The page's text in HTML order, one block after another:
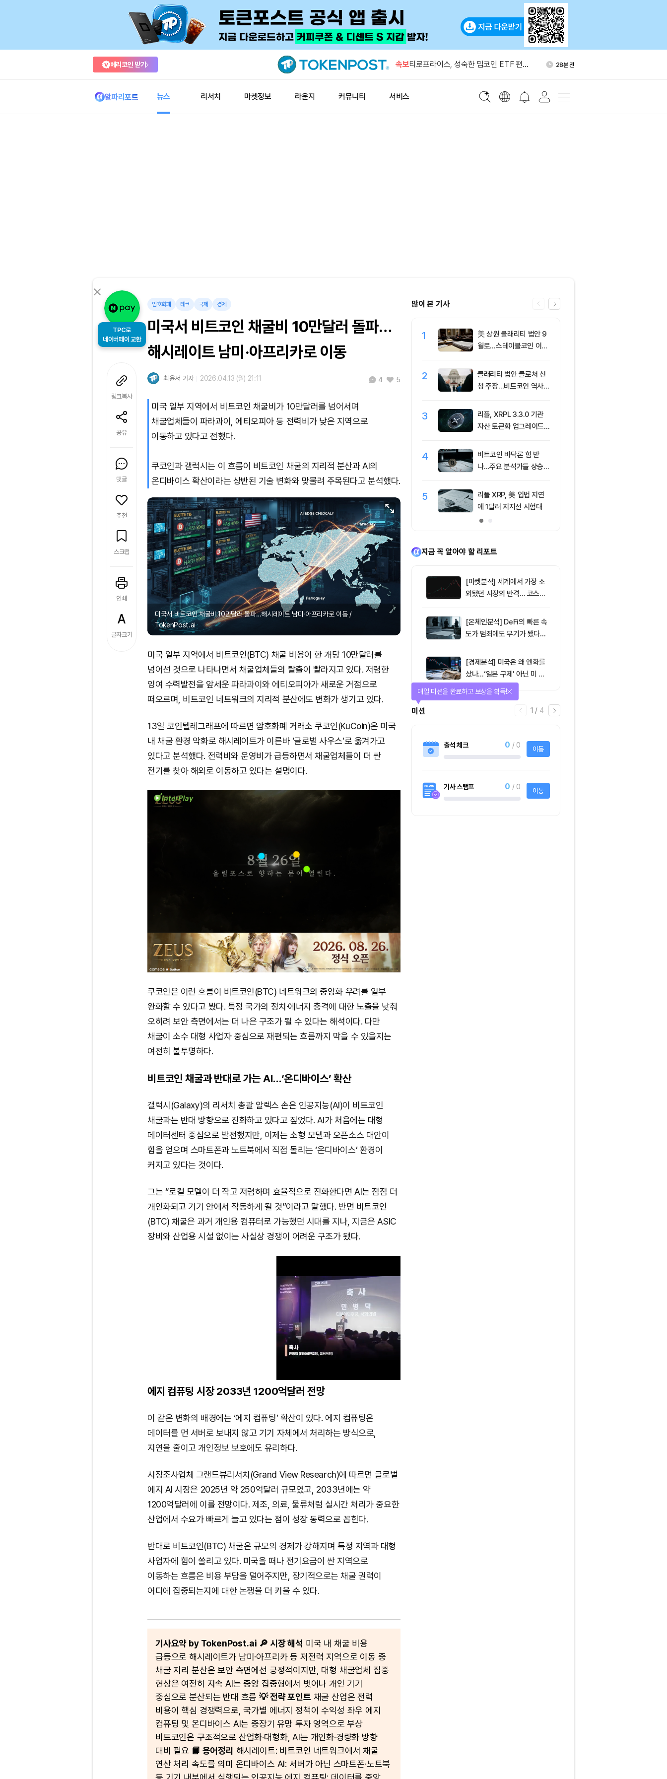
베리코인 받기 속보
고래, 하이퍼리퀴드서 4650만달러 규모
1시간 전
티로프라이스, 성숙한 밈코인 ETF 편입
28분 전
알파리포트 뉴스 리서치 마켓정보 라운지 커뮤니티 서비스
TPC로
네이버페이 교환
링크복사
공유
댓글
추천
스크랩
인쇄
글자크기
암호화폐 테크 국제 경제
미국서 비트코인 채굴비 10만달러 돌파…
해시레이트 남미·아프리카로 이동
최윤서 기자 2026.04.13 (월) 21:11 4 5
미국 일부 지역에서 비트코인 채굴비가 10만달러를 넘어서며
채굴업체들이 파라과이, 에티오피아 등 전력비가 낮은 지역으로
이동하고 있다고 전했다.
쿠코인과 갤럭시는 이 흐름이 비트코인 채굴의 지리적 분산과 AI의
온디바이스 확산이라는 상반된 기술 변화와 맞물려 주목된다고 분석했다.
미국서 비트코인 채굴비 10만달러 돌파…해시레이트 남미·아프리카로 이동 /
TokenPost.ai
미국 일부 지역에서 비트코인(BTC) 채굴 비용이 한 개당 10만달러를
넘어선 것으로 나타나면서 채굴업체들의 탈출이 빨라지고 있다. 저렴한
잉여 수력발전을 앞세운 파라과이와 에티오피아가 새로운 거점으로
떠오르며, 비트코인 네트워크의 지리적 분산에도 변화가 생기고 있다.
13일 코인텔레그래프에 따르면 암호화폐 거래소 쿠코인(KuCoin)은 미국
내 채굴 환경 악화로 해시레이트가 이른바 ‘글로벌 사우스’로 옮겨가고
있다고 분석했다. 전력비와 운영비가 급등하면서 채굴업체들이 더 싼
전기를 찾아 해외로 이동하고 있다는 설명이다.
쿠코인은 이런 흐름이 비트코인(BTC) 네트워크의 중앙화 우려를 일부
완화할 수 있다고 봤다. 특정 국가의 정치·에너지 충격에 대한 노출을 낮춰
오히려 보안 측면에서는 더 나은 구조가 될 수 있다는 해석이다. 다만
채굴이 소수 대형 사업자 중심으로 재편되는 흐름까지 막을 수 있을지는
여전히 불투명하다.
비트코인 채굴과 반대로 가는 AI…‘온디바이스’ 확산
갤럭시(Galaxy)의 리서치 총괄 알렉스 손은 인공지능(AI)이 비트코인
채굴과는 반대 방향으로 진화하고 있다고 짚었다. AI가 처음에는 대형
데이터센터 중심으로 발전했지만, 이제는 소형 모델과 오픈소스 대안이
힘을 얻으며 스마트폰과 노트북에서 직접 돌리는 ‘온디바이스’ 환경이
커지고 있다는 것이다.
그는 “로컬 모델이 더 작고 저렴하며 효율적으로 진화한다면 AI는 점점 더
개인화되고 기기 안에서 작동하게 될 것”이라고 말했다. 반면 비트코인
(BTC) 채굴은 과거 개인용 컴퓨터로 가능했던 시대를 지나, 지금은 ASIC
장비와 산업용 시설 없이는 사실상 경쟁이 어려운 구조가 됐다.
에지 컴퓨팅 시장 2033년 1200억달러 전망
이 같은 변화의 배경에는 ‘에지 컴퓨팅’ 확산이 있다. 에지 컴퓨팅은
데이터를 먼 서버로 보내지 않고 기기 자체에서 처리하는 방식으로,
지연을 줄이고 개인정보 보호에도 유리하다.
시장조사업체 그랜드뷰리서치(Grand View Research)에 따르면 글로벌
에지 AI 시장은 2025년 약 250억달러 규모였고, 2033년에는 약
1200억달러에 이를 전망이다. 제조, 의료, 물류처럼 실시간 처리가 중요한
산업에서 수요가 빠르게 늘고 있다는 점이 성장 동력으로 꼽힌다.
반대로 비트코인(BTC) 채굴은 규모의 경제가 강해지며 특정 지역과 대형
사업자에 힘이 쏠리고 있다. 미국을 떠나 전기요금이 싼 지역으로
이동하는 흐름은 비용 부담을 덜어주지만, 장기적으로는 채굴 권력이
어디에 집중되는지에 대한 논쟁을 더 키울 수 있다.
기사요약 by TokenPost.ai 🔎 시장 해석 미국 내 채굴 비용
급등으로 해시레이트가 남미·아프리카 등 저전력 지역으로 이동 중
채굴 지리 분산은 보안 측면에선 긍정적이지만, 대형 채굴업체 집중
현상은 여전히 지속 AI는 중앙 집중형에서 벗어나 개인 기기
중심으로 분산되는 반대 흐름💡 전략 포인트 채굴 산업은 전력
비용이 핵심 경쟁력으로, 국가별 에너지 정책이 수익성 좌우 에지
컴퓨팅 및 온디바이스 AI는 중장기 유망 투자 영역으로 부상
비트코인은 구조적으로 산업화·대형화, AI는 개인화·경량화 방향
대비 필요 📘 용어정리 해시레이트: 비트코인 네트워크에서 채굴
연산 처리 속도를 의미 온디바이스 AI: 서버가 아닌 스마트폰·노트북
많이 본 기사
1
美 상원 클래리티 법안 9
월로…스테이블코인 이자
2
클래리티 법안 클로처 신
청 주장…비트코인 역사가
3
리플, XRPL 3.3.0 기관
자산 토큰화 업그레이드
러 지지
4
비트코인 바닥론 힘 받
나…주요 분석가들 상승
5
리플 XRP, 美 입법 지연
에 1달러 지지선 시험대
지금 꼭 알아야 할 리포트
[마켓분석] 세계에서 가장 소
외됐던 시장의 반격… 코스피
[온체인분석] DeFi의 빠른 속
도가 범죄에도 무기가 됐다…
[경제분석] 미국은 왜 엔화를
샀나…‘일본 구제’ 아닌 미 국
채·아시아 통화 방어전
1 / 4
미션
매일 미션을 완료하고 보상을 획득!
출석 체크 0 / 0 이동
기사 스탬프 0 / 0 이동